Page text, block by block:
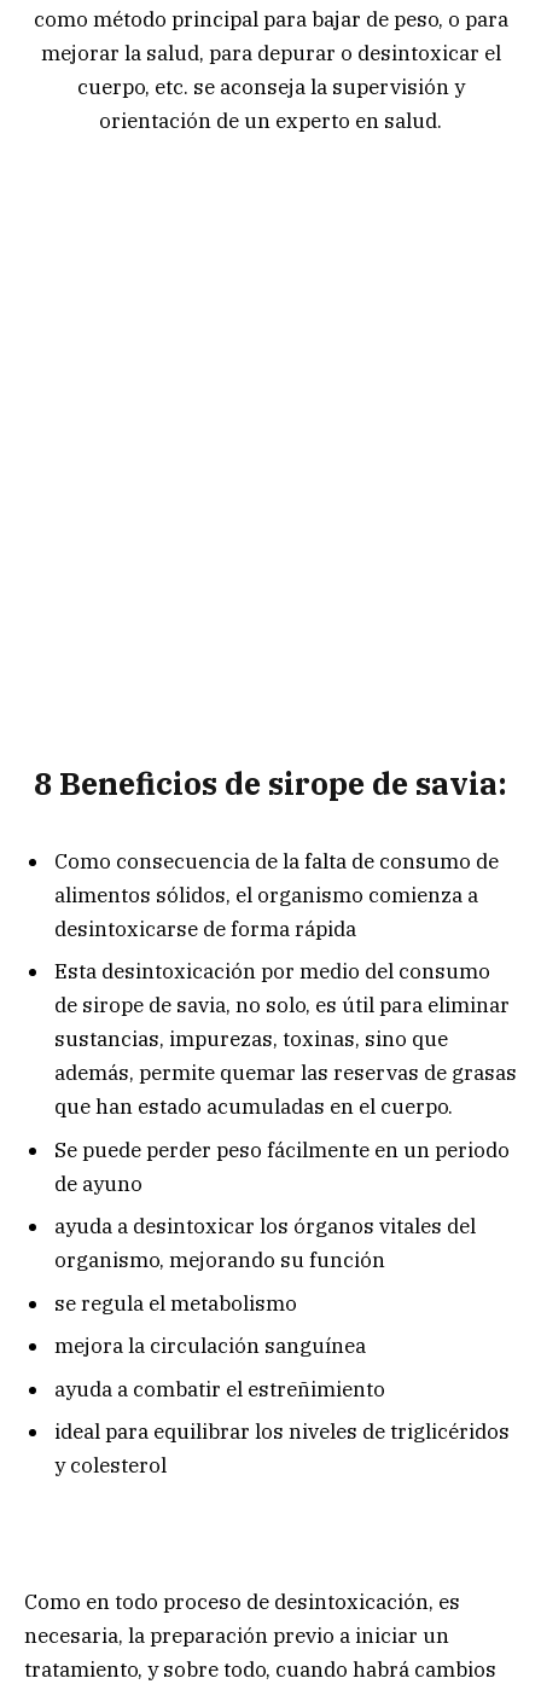
como método principal para bajar de peso, o para
mejorar la salud, para depurar o desintoxicar el
cuerpo, etc. se aconseja la supervisión y
orientación de un experto en salud.
8 Beneficios de sirope de savia:
Como consecuencia de la falta de consumo de
alimentos sólidos, el organismo comienza a
desintoxicarse de forma rápida
Esta desintoxicación por medio del consumo
de sirope de savia, no solo, es útil para eliminar
sustancias, impurezas, toxinas, sino que
además, permite quemar las reservas de grasas
que han estado acumuladas en el cuerpo.
Se puede perder peso fácilmente en un periodo
de ayuno
ayuda a desintoxicar los órganos vitales del
organismo, mejorando su función
se regula el metabolismo
mejora la circulación sanguínea
ayuda a combatir el estreñimiento
ideal para equilibrar los niveles de triglicéridos
y colesterol
Como en todo proceso de desintoxicación, es
necesaria, la preparación previo a iniciar un
tratamiento, y sobre todo, cuando habrá cambios